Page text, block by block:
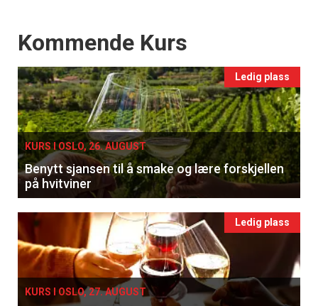
Events
Kommende Kurs
Ledig plass
KURS I OSLO, 26. AUGUST
Benytt sjansen til å smake og lære forskjellen
på hvitviner
Ledig plass
KURS I OSLO, 27. AUGUST